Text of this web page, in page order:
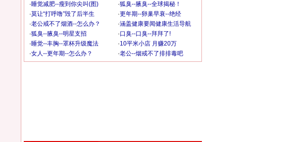
·睡觉减肥--瘦到你尖叫(图) ·狐臭--腋臭--全球揭秘！
·莫让“打呼噜”毁了后半生 ·更年期--卵巢早衰--绝经
·老公戒不了烟酒--怎么办？ ·涵盖健康要闻健康生活导航
·狐臭--腋臭--明星支招 ·口臭--口臭--拜拜了!
·睡觉--丰胸--罩杯升级魔法 ·10平米小店 月赚20万
·女人--更年期--怎么办？ ·老公--烟戒不了排排毒吧